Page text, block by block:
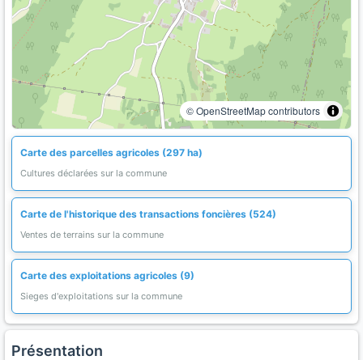
© OpenStreetMap contributors
Carte des parcelles agricoles (297 ha)
Cultures déclarées sur la commune
Carte de l'historique des transactions foncières (524)
Ventes de terrains sur la commune
Carte des exploitations agricoles (9)
Sieges d'exploitations sur la commune
Présentation